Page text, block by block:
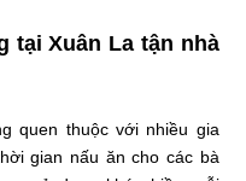
tại Xuân La tận nhà
quen thuộc với nhiều gia
gian nấu ăn cho các bà